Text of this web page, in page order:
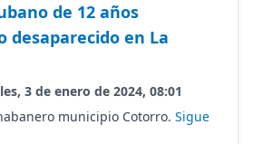
de 12 años
desaparecido en La
3 de enero de 2024, 08:01
municipio Cotorro. Sigue